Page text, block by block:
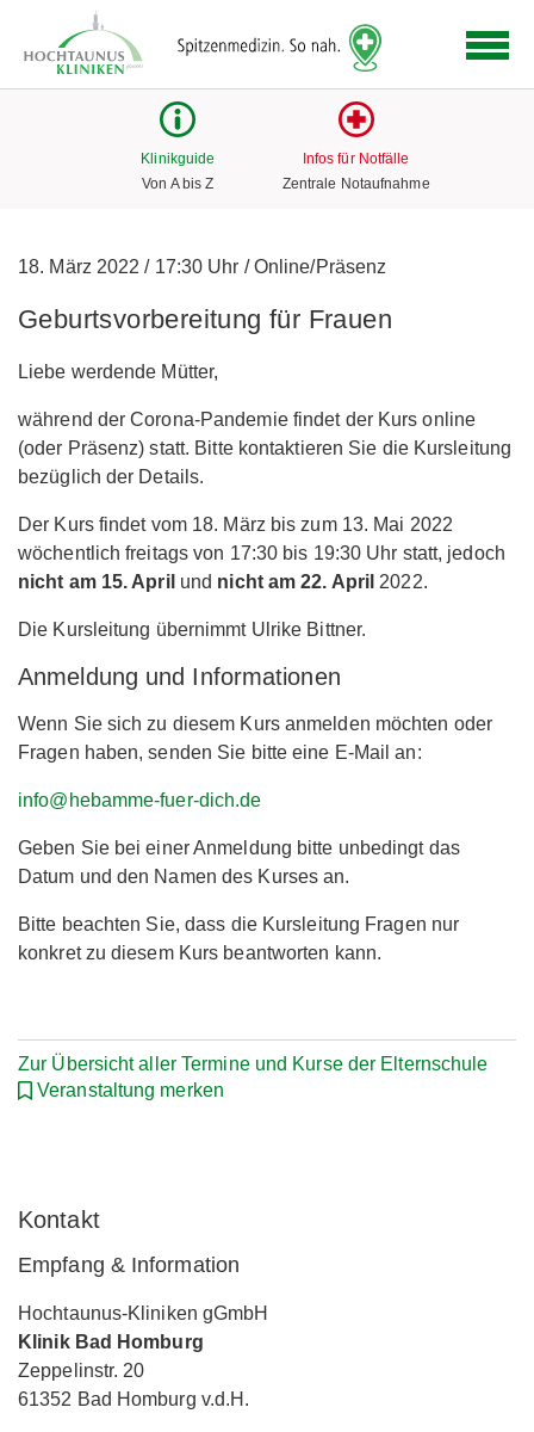
Link
zur
Klinikguide
Von A bis Z
Infos für Notfälle
Zentrale Notaufnahme
18. März 2022/17:30 Uhr /Online/Präsenz
Geburtsvorbereitung für Frauen
Liebe werdende Mütter,
während der Corona-Pandemie findet der Kurs online
(oder Präsenz) statt. Bitte kontaktieren Sie die Kursleitung
bezüglich der Details.
Der Kurs findet vom 18. März bis zum 13. Mai 2022
wöchentlich freitags von 17:30 bis 19:30 Uhr statt, jedoch
nicht am 15. April und nicht am 22. April 2022.
Die Kursleitung übernimmt Ulrike Bittner.
Anmeldung und Informationen
Wenn Sie sich zu diesem Kurs anmelden möchten oder
Fragen haben, senden Sie bitte eine E-Mail an:
info@hebamme-fuer-dich.de
Geben Sie bei einer Anmeldung bitte unbedingt das
Datum und den Namen des Kurses an.
Bitte beachten Sie, dass die Kursleitung Fragen nur
konkret zu diesem Kurs beantworten kann.
Zur Übersicht aller Termine und Kurse der Elternschule
Veranstaltung merken
Kontakt
Empfang & Information
Hochtaunus-Kliniken gGmbH
Klinik Bad Homburg
Zeppelinstr. 20
61352 Bad Homburg v.d.H.